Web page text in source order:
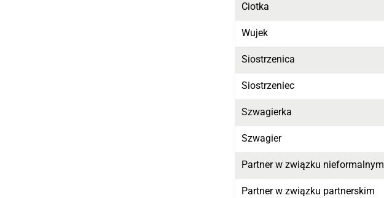
Ciotka
Wujek
Siostrzenica
Siostrzeniec
Szwagierka
Szwagier
Partner w związku nieformalnym
Partner w związku partnerskim